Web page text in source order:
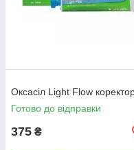
Оксасіл Light Flow
Готово до відправки
375 ₴